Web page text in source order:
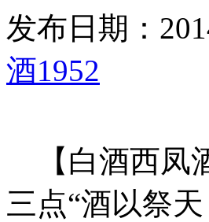
发布日期：
酒1952
【白酒西凤
三点“酒以祭